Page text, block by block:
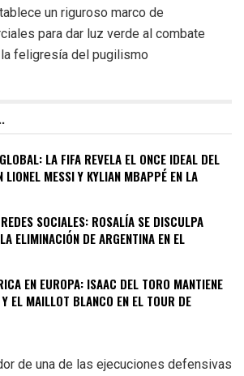
un riguroso marco de
para dar luz verde al combate
feligresía del pugilismo
LA FIFA REVELA EL ONCE IDEAL DEL
MESSI Y KYLIAN MBAPPÉ EN LA
SOCIALES: ROSALÍA SE DISCULPA
ELIMINACIÓN DE ARGENTINA EN EL
EN EUROPA: ISAAC DEL TORO MANTIENE
EL MAILLOT BLANCO EN EL TOUR DE
de una de las ejecuciones defensivas